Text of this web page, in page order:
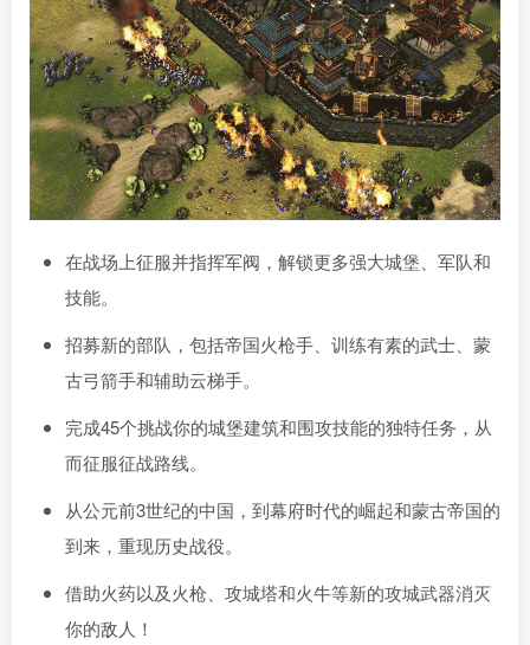
在战场上征服并指挥军阀，解锁更多强大城堡、军队和
技能。
招募新的部队，包括帝国火枪手、训练有素的武士、蒙
古弓箭手和辅助云梯手。
完成45个挑战你的城堡建筑和围攻技能的独特任务，从
而征服征战路线。
从公元前3世纪的中国，到幕府时代的崛起和蒙古帝国的
到来，重现历史战役。
借助火药以及火枪、攻城塔和火牛等新的攻城武器消灭
你的敌人！